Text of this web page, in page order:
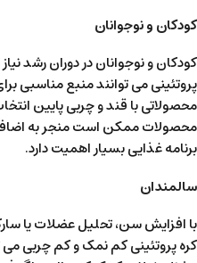
کودکان و نوجوانان
کودکان و نوجوانان در دوران رشد
پروتئینی می توانند منبع مناسبی
محصولاتی با قند و چربی پایین
محصولات ممکن است منجر به اضافه
برنامه غذایی بسیار اهمیت دارد.
سالمندان
با افزایش سن، تحلیل عضلات یا
کره پروتئینی کم نمک و کم چربی می